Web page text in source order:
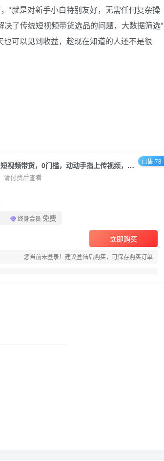
*就是对新手小白特别友好，无需任何复杂操
了传统短视频带货选品的问题，大数据筛选*
可以见到收益，趁现在知道的人还不是很
（13854期）京东短视频带货，0门槛，动动手指上传视频，轻松日入1000+
请付费后查看
终身会员 免费
立即购买
您当前未登录！建议登陆后购买，可保存购买订单
已售 78